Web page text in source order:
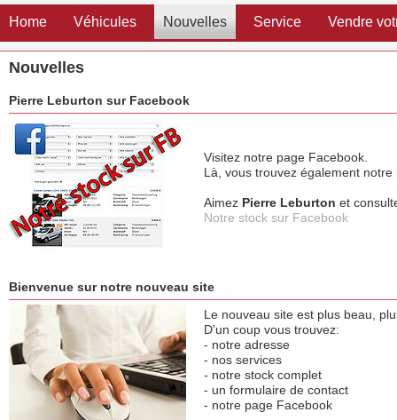
Home Véhicules Nouvelles Service Vendre
Nouvelles
Pierre Leburton sur Facebook
Visitez notre page Facebook.
Là, vous trouvez également
Aimez Pierre Leburton et
Notre stock sur Facebook
Bienvenue sur notre nouveau site
Le nouveau site est plus beau,
D'un coup vous trouvez:
- notre adresse
- nos services
- notre stock complet
- un formulaire de contact
- notre page Facebook